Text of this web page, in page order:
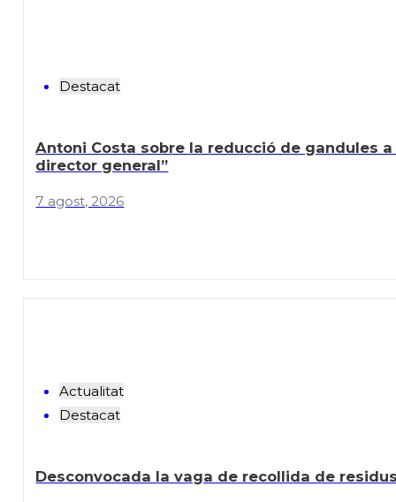
Destacat
Antoni Costa sobre la reducció de gandules
director general”
7 agost, 2026
Actualitat
Destacat
Desconvocada la vaga de recollida de